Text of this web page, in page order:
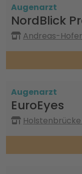
Augenarzt
NordBlick
Andreas-
Augenarzt
EuroEyes
Holstenbrücke